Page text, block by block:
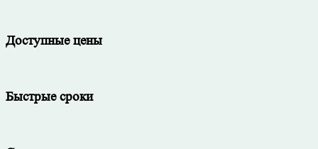
Доступные цены
Быстрые сроки